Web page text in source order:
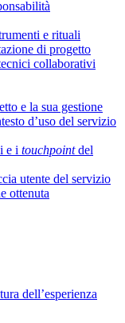
e rituali
di progetto
collaborativi
e la sua gestione
d’uso del servizio
e i touchpointdel
utente del servizio
ottenuta
dell’esperienza